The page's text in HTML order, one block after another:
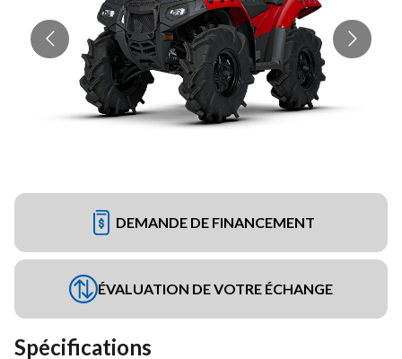
DEMANDE DE FINANCEMENT
ÉVALUATION DE VOTRE ÉCHANGE
Spécifications